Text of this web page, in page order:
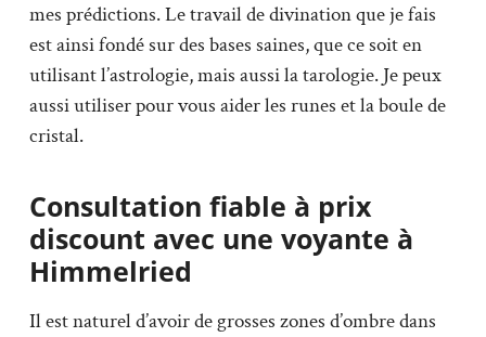
mes prédictions. Le travail de divination que je fais
est ainsi fondé sur des bases saines, que ce soit en
utilisant l’astrologie, mais aussi la tarologie. Je peux
aussi utiliser pour vous aider les runes et la boule de
cristal.
Consultation fiable à prix
discount avec une voyante à
Himmelried
Il est naturel d’avoir de grosses zones d’ombre dans